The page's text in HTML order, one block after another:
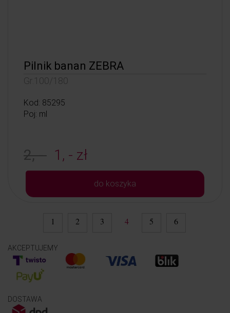
Pilnik banan ZEBRA
Gr.100/180
Kod: 85295
Poj: ml
2, - 1, - zł
do koszyka
1 2 3 4 5 6
AKCEPTUJEMY
DOSTAWA